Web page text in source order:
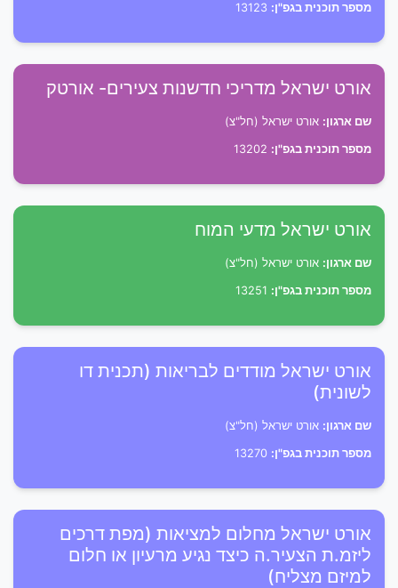
מספר תוכנית בגפ"ן:
אורט ישראל מדריכי חדשנות צעירים- אורטק
שם ארגון: אורט ישראל (חל"צ)
מספר תוכנית בגפ"ן:
אורט ישראל מדעי המוח
שם ארגון: אורט ישראל (חל"צ)
מספר תוכנית בגפ"ן:
אורט ישראל מודדים לבריאות (תכנית דו
לשונית)
שם ארגון: אורט ישראל (חל"צ)
מספר תוכנית בגפ"ן:
אורט ישראל מחלום למציאות (מפת דרכים
ליזמ.ת הצעיר.ה כיצד נגיע מרעיון או חלום
למיזם מצליח)